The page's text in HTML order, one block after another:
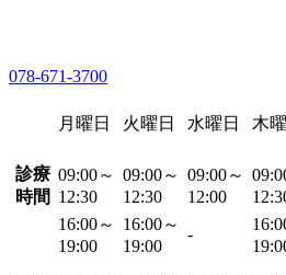
078-671-3700
月曜日 火曜日 水曜日 木
診療
時間
09:00～
12:30
09:00～
12:30
09:00～
12:00
16:00～
19:00
16:00～
19:00
-